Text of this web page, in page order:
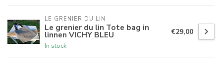
LE GRENIER DU LIN
Le grenier du lin Tote bag in
linnen VICHY BLEU
In stock
€29,00